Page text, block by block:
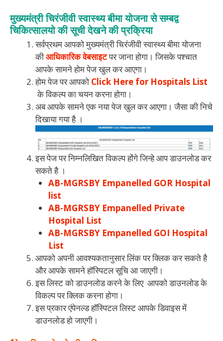
मुख्यमंत्री चिरंजीवी स्वास्थ्य बीमा योजना से सम्बद्व
चिकित्सालयो की सूची देखने की प्रक्रिया
सर्वप्रथम आपको मुख्यमंत्री चिरंजीवी स्वास्थ्य बीमा योजना
कीआधिकारिक वेबसाइटपर जाना होगा। जिसके पश्चात
आपके सामने होम पेज खुल कर आएगा।
होम पेज पर आपको Click Here for Hospitals List
के विकल्प का चयन करना होगा।
अब आपके सामने एक नया पेज खुल कर आएगा। जैसा की निचे
दिखाया गया है ।
इस पेज पर निम्नलिखित विकल्प होंगे जिन्हे आप डाउनलोड कर
सकते है ।
AB-MGRSBY Empanelled GOR Hospital
list
AB-MGRSBY Empanelled Private
Hospital List
AB-MGRSBY Empanelled GOI Hospital
List
आपको अपनी आवश्यकतानुसार लिंक पर क्लिक कर सकते है
और आपके सामने हॉस्पिटल सूचि आ जाएगी।
इस लिस्ट को डाउनलोड करने के लिए आपको डाउनलोड के
विकल्प पर क्लिक करना होगा।
इस प्रकार एंपेनल्ड हॉस्पिटल लिस्ट आपके डिवाइस में
डाउनलोड हो जाएगी।